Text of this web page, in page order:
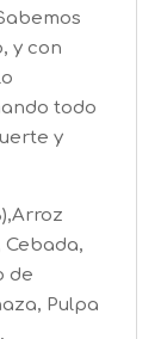
y con
todo
y
Cebada,
de
Pulpa